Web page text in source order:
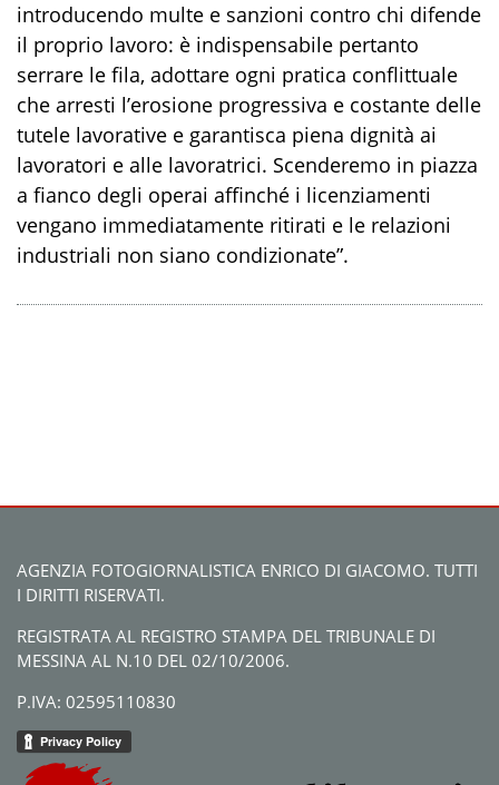
introducendo multe e sanzioni contro chi difende
il proprio lavoro: è indispensabile pertanto
serrare le fila, adottare ogni pratica conflittuale
che arresti l’erosione progressiva e costante delle
tutele lavorative e garantisca piena dignità ai
lavoratori e alle lavoratrici. Scenderemo in piazza
a fianco degli operai affinché i licenziamenti
vengano immediatamente ritirati e le relazioni
industriali non siano condizionate”.
AGENZIA FOTOGIORNALISTICA ENRICO DI GIACOMO. TUTTI
I DIRITTI RISERVATI.
REGISTRATA AL REGISTRO STAMPA DEL TRIBUNALE DI
MESSINA AL N.10 DEL 02/10/2006.
P.IVA: 02595110830